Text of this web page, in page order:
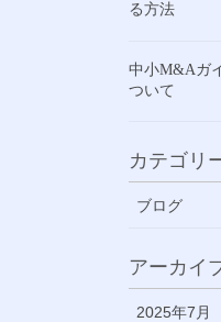
る方法
中小M&Aガ
ついて
カテゴリ
ブログ
アーカイ
2025年7月